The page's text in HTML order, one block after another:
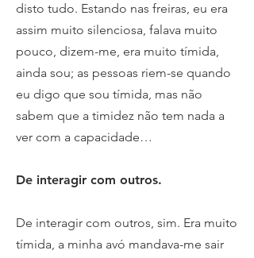
disto tudo. Estando nas freiras, eu era
assim muito silenciosa, falava muito
pouco, dizem-me, era muito tímida,
ainda sou; as pessoas riem-se quando
eu digo que sou tímida, mas não
sabem que a timidez não tem nada a
ver com a capacidade…
De interagir com outros.
De interagir com outros, sim. Era muito
tímida, a minha avó mandava-me sair